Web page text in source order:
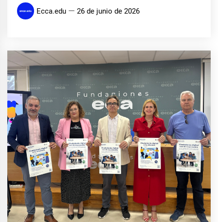
Ecca.edu 26 de junio de 2026